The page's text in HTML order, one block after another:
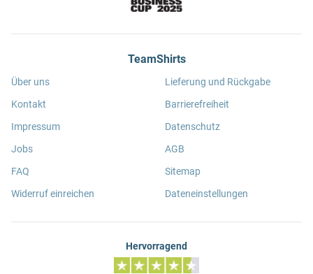
TeamShirts
Über uns
Kontakt
Impressum
Jobs
FAQ
Widerruf einreichen
Lieferung und Rückgabe
Barrierefreiheit
Datenschutz
AGB
Sitemap
Dateneinstellungen
Hervorragend